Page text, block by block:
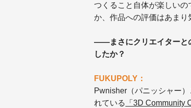
つくること自体が楽しい
か、作品への評価はあまり
——まさにクリエイターと
したか？
FUKUPOLY：
Pwnisher（パニッシャー
れている
「3D Community